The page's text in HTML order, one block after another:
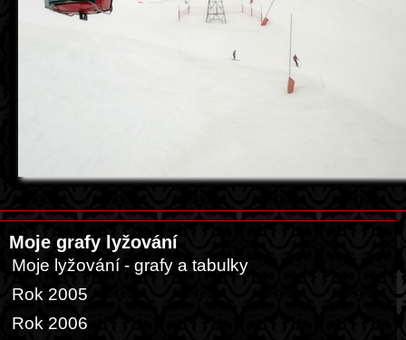
Moje grafy lyžování
Moje lyžování - grafy a tabulky
Rok 2005
Rok 2006